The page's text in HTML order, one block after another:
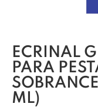
ECRINAL
PARA
ML)